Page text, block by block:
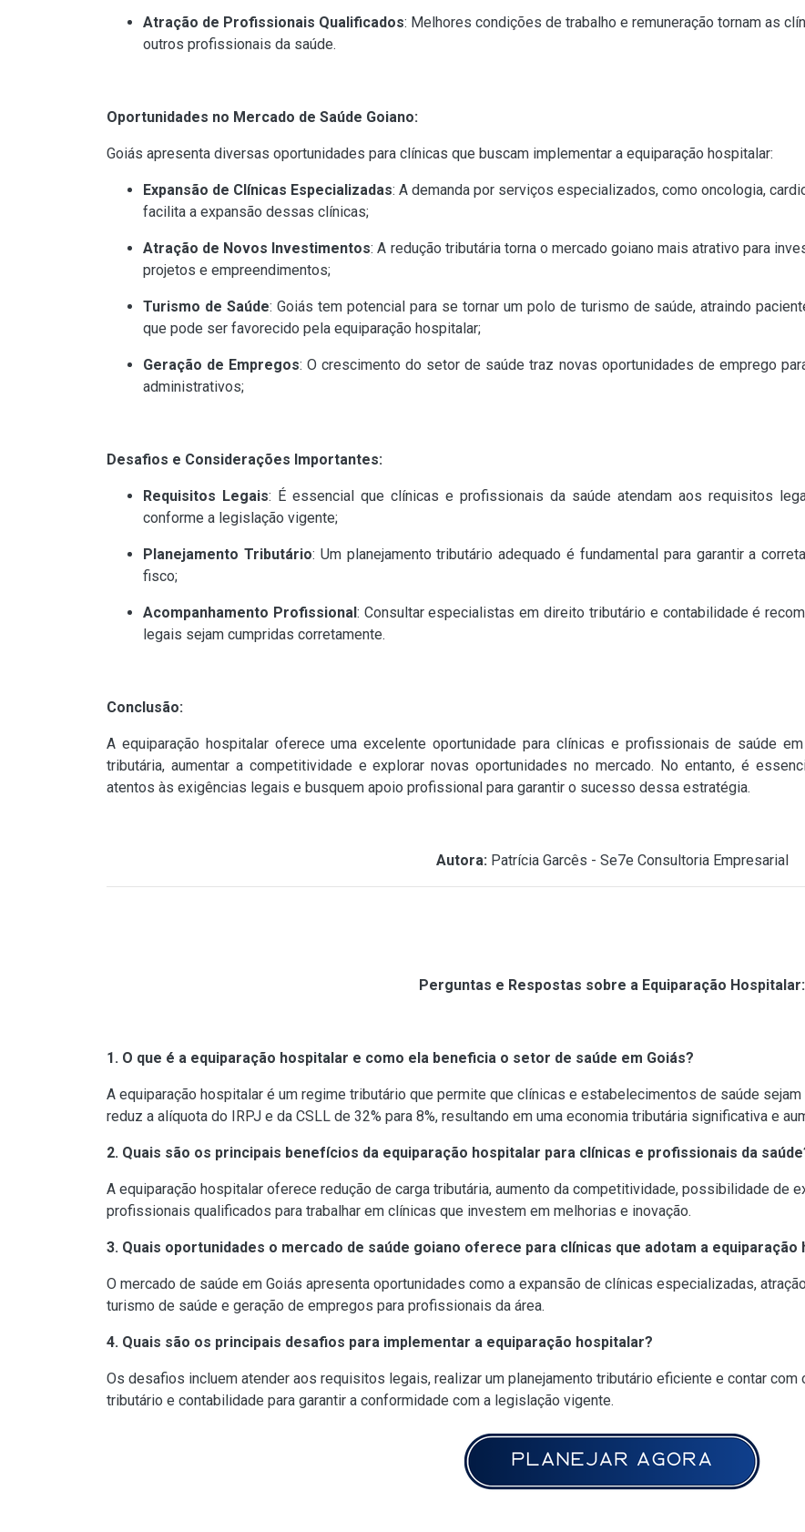
Atração de Profissionais Qualificados: Melhores condições de trabalho e remuneração tornam as
outros profissionais da saúde.
Oportunidades no Mercado de Saúde Goiano:
Goiás apresenta diversas oportunidades para clínicas que buscam implementar a equiparação hospitalar:
Expansão de Clínicas Especializadas: A demanda por serviços especializados, como oncologia,
facilita a expansão dessas clínicas;
Atração de Novos Investimentos: A redução tributária torna o mercado goiano mais atrativo para
projetos e empreendimentos;
Turismo de Saúde: Goiás tem potencial para se tornar um polo de turismo de saúde, atraindo
que pode ser favorecido pela equiparação hospitalar;
Geração de Empregos: O crescimento do setor de saúde traz novas oportunidades de emprego
administrativos;
Desafios e Considerações Importantes:
Requisitos Legais: É essencial que clínicas e profissionais da saúde atendam aos requisitos
conforme a legislação vigente;
Planejamento Tributário: Um planejamento tributário adequado é fundamental para garantir a
fisco;
Acompanhamento Profissional: Consultar especialistas em direito tributário e contabilidade é
legais sejam cumpridas corretamente.
Conclusão:
A equiparação hospitalar oferece uma excelente oportunidade para clínicas e profissionais de saúde
tributária, aumentar a competitividade e explorar novas oportunidades no mercado. No entanto, é
atentos às exigências legais e busquem apoio profissional para garantir o sucesso dessa estratégia.
Autora: Patrícia Garcês - Se7e Consultoria Empresarial
Perguntas e Respostas sobre a Equiparação Hospitalar:
1. O que é a equiparação hospitalar e como ela beneficia o setor de saúde em Goiás?
A equiparação hospitalar é um regime tributário que permite que clínicas e estabelecimentos de saúde
reduz a alíquota do IRPJ e da CSLL de 32% para 8%, resultando em uma economia tributária significativa e
2. Quais são os principais benefícios da equiparação hospitalar para clínicas e profissionais da
A equiparação hospitalar oferece redução de carga tributária, aumento da competitividade, possibilidade de
profissionais qualificados para trabalhar em clínicas que investem em melhorias e inovação.
3. Quais oportunidades o mercado de saúde goiano oferece para clínicas que adotam a equiparação
O mercado de saúde em Goiás apresenta oportunidades como a expansão de clínicas especializadas,
turismo de saúde e geração de empregos para profissionais da área.
4. Quais são os principais desafios para implementar a equiparação hospitalar?
Os desafios incluem atender aos requisitos legais, realizar um planejamento tributário eficiente e contar
tributário e contabilidade para garantir a conformidade com a legislação vigente.